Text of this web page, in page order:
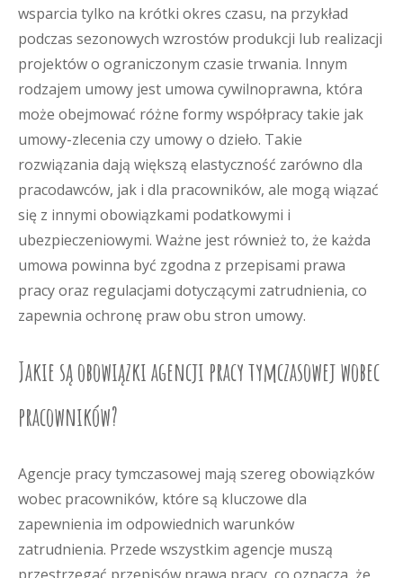
wsparcia tylko na krótki okres czasu, na przykład
podczas sezonowych wzrostów produkcji lub realizacji
projektów o ograniczonym czasie trwania. Innym
rodzajem umowy jest umowa cywilnoprawna, która
może obejmować różne formy współpracy takie jak
umowy-zlecenia czy umowy o dzieło. Takie
rozwiązania dają większą elastyczność zarówno dla
pracodawców, jak i dla pracowników, ale mogą wiązać
się z innymi obowiązkami podatkowymi i
ubezpieczeniowymi. Ważne jest również to, że każda
umowa powinna być zgodna z przepisami prawa
pracy oraz regulacjami dotyczącymi zatrudnienia, co
zapewnia ochronę praw obu stron umowy.
Jakie są obowiązki agencji pracy tymczasowej wobec
pracowników?
Agencje pracy tymczasowej mają szereg obowiązków
wobec pracowników, które są kluczowe dla
zapewnienia im odpowiednich warunków
zatrudnienia. Przede wszystkim agencje muszą